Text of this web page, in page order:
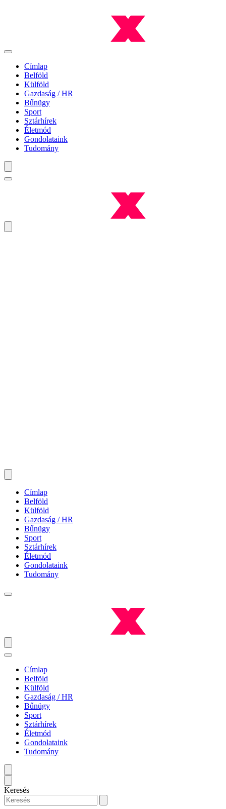
Címlap
Belföld
Külföld
Gazdaság / HR
Bűnügy
Sport
Sztárhírek
Életmód
Gondolataink
Tudomány
Címlap
Belföld
Külföld
Gazdaság / HR
Bűnügy
Sport
Sztárhírek
Életmód
Gondolataink
Tudomány
Címlap
Belföld
Külföld
Gazdaság / HR
Bűnügy
Sport
Sztárhírek
Életmód
Gondolataink
Tudomány
Keresés